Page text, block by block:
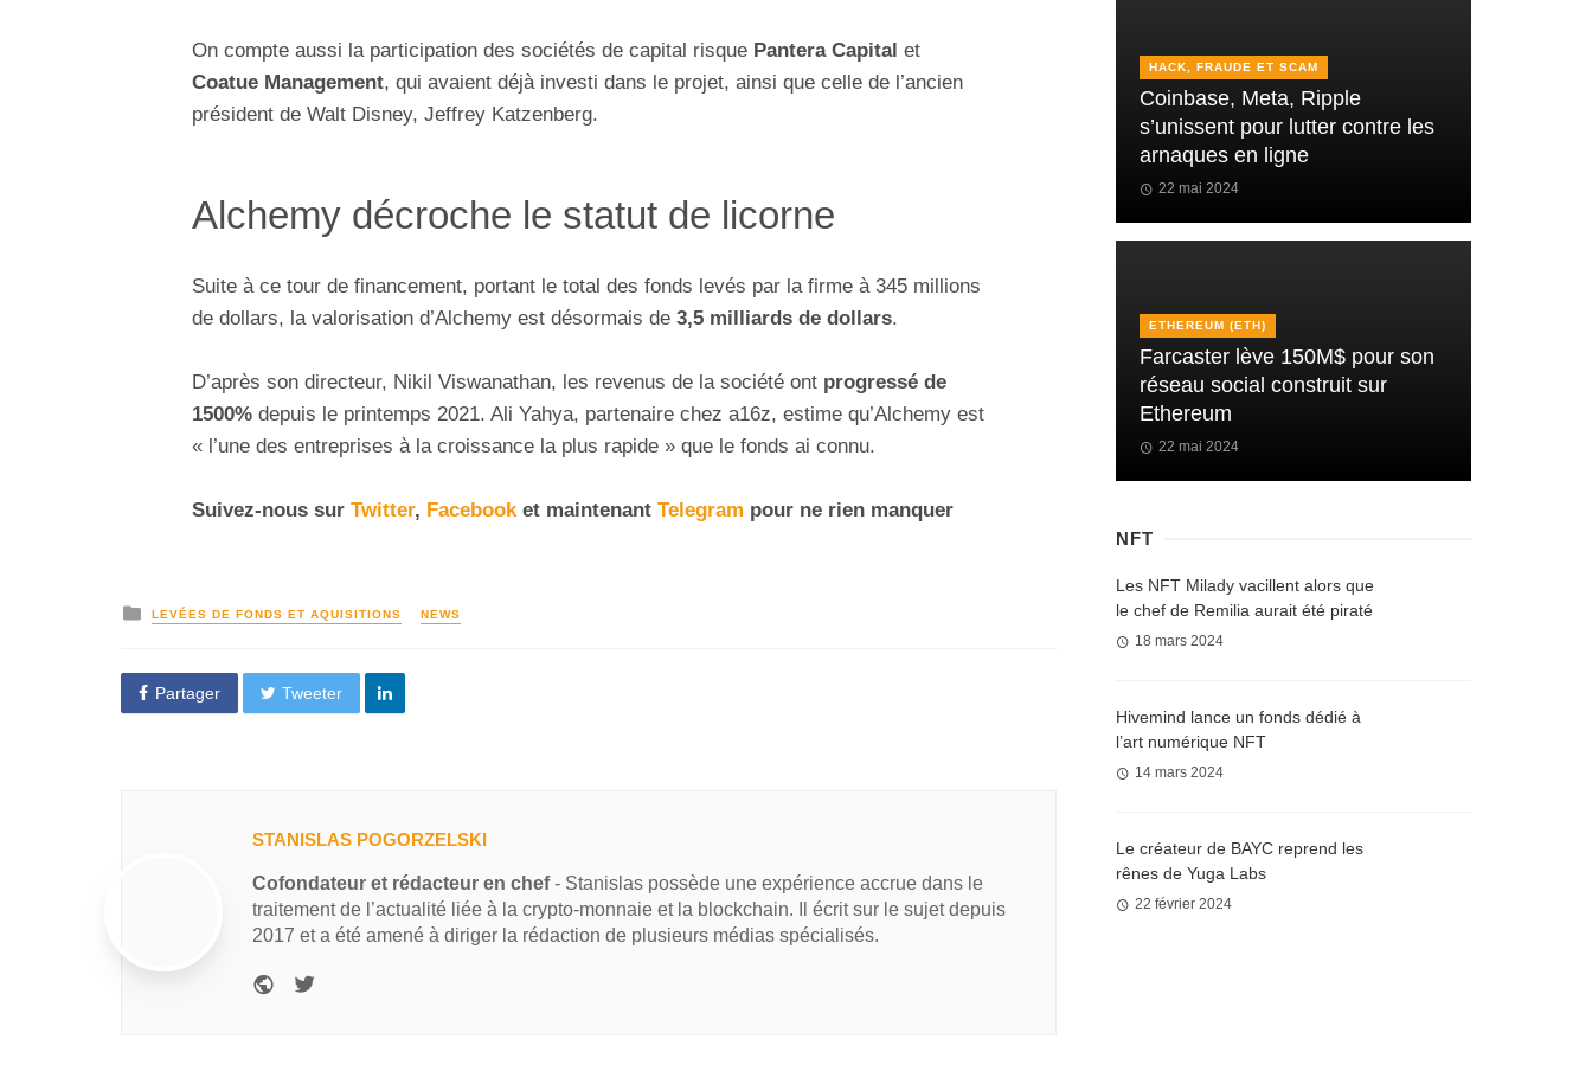
On compte aussi la participation des sociétés de capital risque Pantera Capital et
Coatue Management, qui avaient déjà investi dans le projet, ainsi que celle de l’ancien
président de Walt Disney, Jeffrey Katzenberg.
Alchemy décroche le statut de licorne
Suite à ce tour de financement, portant le total des fonds levés par la firme à 345 millions
de dollars, la valorisation d’Alchemy est désormais de 3,5 milliards de dollars.
D’après son directeur, Nikil Viswanathan, les revenus de la société ont progressé de
1500% depuis le printemps 2021. Ali Yahya, partenaire chez a16z, estime qu’Alchemy est
« l’une des entreprises à la croissance la plus rapide » que le fonds ai connu.
Suivez-nous sur Twitter, Facebooket maintenant Telegram pour ne rien manquer
LEVÉES DE FONDS ET AQUISITIONS NEWS
Partager Tweeter
STANISLAS POGORZELSKI
Cofondateur et rédacteur en chef- Stanislas possède une expérience accrue dans le
traitement de l’actualité liée à la crypto-monnaie et la blockchain. Il écrit sur le sujet depuis
2017 et a été amené à diriger la rédaction de plusieurs médias spécialisés.
HACK, FRAUDE ET SCAM
Coinbase, Meta, Ripple
s’unissent pour lutter contre les
arnaques en ligne
22 mai 2024
ETHEREUM (ETH)
Farcaster lève 150M$ pour son
réseau social construit sur
Ethereum
22 mai 2024
NFT
Les NFT Milady vacillent alors que
le chef de Remilia aurait été piraté
18 mars 2024
Hivemind lance un fonds dédié à
l’art numérique NFT
14 mars 2024
Le créateur de BAYC reprend les
rênes de Yuga Labs
22 février 2024